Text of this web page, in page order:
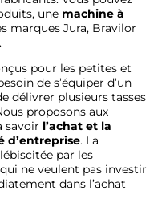
une machine à
marques Jura, Bravilor
pour les petites et
de s’équiper d’un
délivrer plusieurs tasses
proposons aux
savoir l’achat et la
d’entreprise. La
par les
ne veulent pas investir
dans l’achat